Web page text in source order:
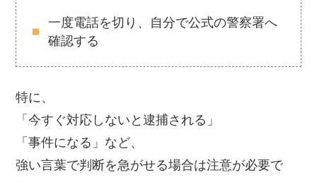
一度電話を切り、自分で公式の警察署へ
確認する
特に、
「今すぐ対応しないと逮捕される」
「事件になる」など、
強い言葉で判断を急がせる場合は注意が必要で